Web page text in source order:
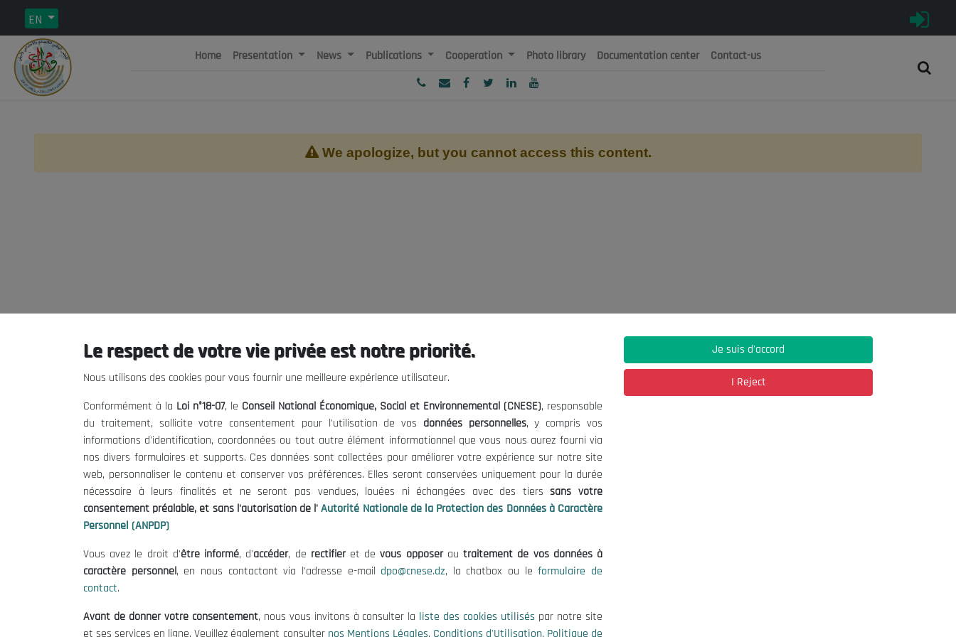
EN
République Algérienne Démocratique et Populaire الجزائرية الديمقراطية الشعبية
Home Presentation News Publications Cooperation Photo library Documentation center Contact-us
We apologize, but you cannot access this content.
THE NESEC
The President
Organisation
Publications
Useful Informations
Legal Notices
Terms of Use
Data Protection Policy
Cookie Policy
contact@cnese.dz
Suggestions or Initiatives?
Newsletter
Inscrivez-vous, soyez le premier à découvrir
nos dernières nouvelles.
Address
03, Rue Hassane Ibn Naamane Les Vergers
Follow Us!
© 2026 National Economic, Social and Environmental Council (NESC)
Le respect de votre vie privée est notre priorité.
Nous utilisons des cookies pour vous fournir une meilleure expérience utilisateur.
Conformément à la Loi n°18-07, le Conseil National Économique, Social et Environnemental (CNESE), responsable
du traitement, sollicite votre consentement pour l'utilisation de vos données personnelles, y compris vos
informations d'identification, coordonnées ou tout autre élément informationnel que vous nous aurez fourni via
nos divers formulaires et supports. Ces données sont collectées pour améliorer votre expérience sur notre site
web, personnaliser le contenu et conserver vos préférences. Elles seront conservées uniquement pour la durée
nécessaire à leurs finalités et ne seront pas vendues, louées ni échangées avec des tierssans votre
consentement préalable, et sans l'autorisation de l' Autorité Nationale de la Protection des Données à Caractère
Personnel (ANPDP)
Vous avez le droit d'être informé, d'accéder, de rectifieret devous opposerautraitement de vos données à
caractère personnel, en nous contactant via l'adresse e-mail dpo@cnese.dz, la chatbox ou leformulaire de
contact.
Avant de donner votre consentement, nous vous invitons à consulter la liste des cookies utilisés par notre site
et ses services en ligne. Veuillez également consulter nos Mentions Légales, Conditions d'Utilisation, Politique de
Je suis d'accord
I Reject